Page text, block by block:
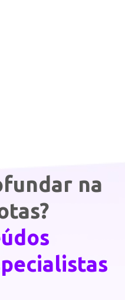
na